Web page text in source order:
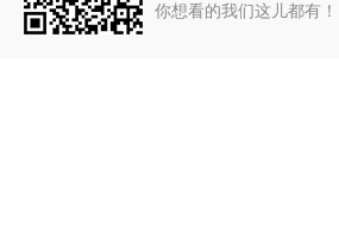
你想看的我们这儿都有！